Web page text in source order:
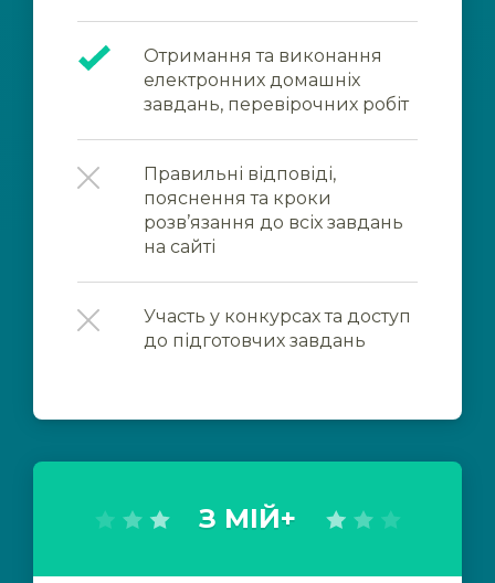
Отримання та виконання
електронних домашніх
завдань, перевірочних робіт
Правильні відповіді,
пояснення та кроки
розв’язання до всіх завдань
на сайті
Участь у конкурсах та доступ
до підготовчих завдань
З МІЙ+